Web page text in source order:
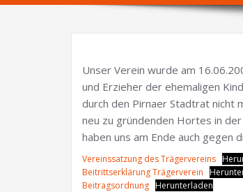
Unser Verein wurde am
und Erzieher der ehemaligen
durch den Pirnaer Stadtrat nicht
neu zu gründenden Hortes in
haben uns am Ende auch gegen
Vereinssatzung des Trägervereins
Beitrittserklärung Trägerverein
Beitragsordnung Herunterladen